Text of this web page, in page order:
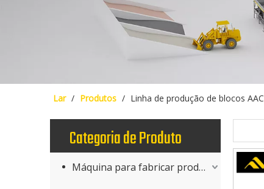
Lar / Produtos / Linha de produção de blocos AAC
Categoria de Produto
Máquina para fabricar produtos de concreto